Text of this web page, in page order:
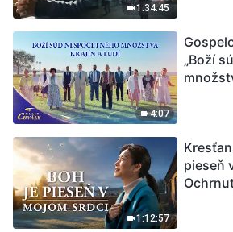
1:34:45
4:07
„Boží
1:12:57
pieseň